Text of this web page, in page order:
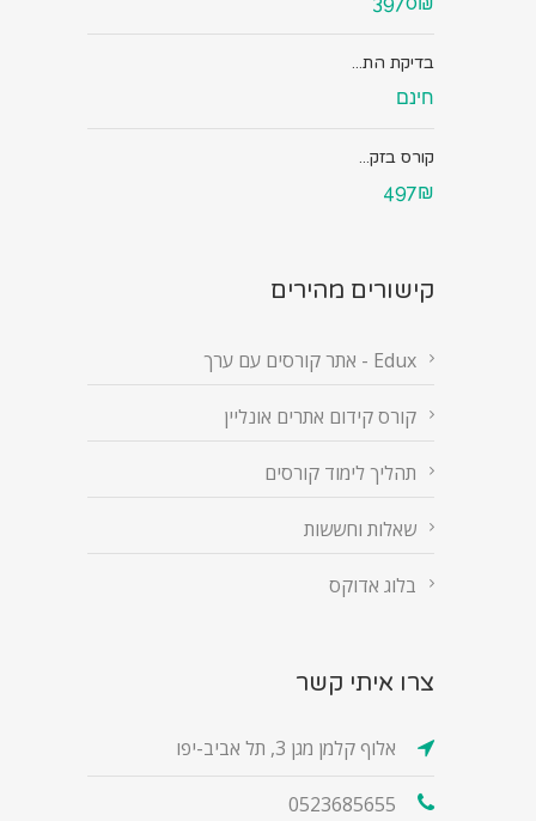
בדיקת הת...
חינם
קורס בזק...
497₪
קישורים מהירים
Edux - אתר קורסים עם ערך
קורס קידום אתרים אונליין
תהליך לימוד קורסים
שאלות וחששות
בלוג אדוקס
צרו איתי קשר
אלוף קלמן מגן 3, תל אביב-יפו
0523685655